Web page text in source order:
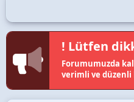
! Lütfen
Forumumuzda
verimli ve